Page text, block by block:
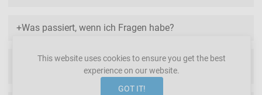
Was passiert, wenn ich Fragen habe?
Wie kann ich den Trainingsplan tauschen oder
This website uses cookies to ensure you get the best
experience on our website.
GOT IT!